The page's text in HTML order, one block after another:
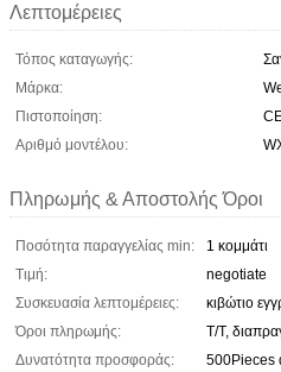
Λεπτομέρειες
Τόπος καταγωγής:
Μάρκα:
Πιστοποίηση:
Αριθμό μοντέλου:
Πληρωμής & Αποστολής Όροι
Ποσότητα παραγγελίας min:
1 κομμάτι
Τιμή:
negotiate
Συσκευασία λεπτομέρειες:
κιβώτιο
Όροι πληρωμής:
T/T,
Δυνατότητα προσφοράς:
500Pieces